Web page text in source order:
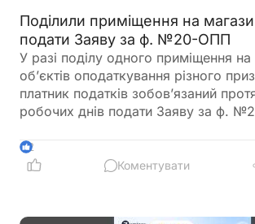
Поділили приміщення на
подати Заяву за ф. №20-ОПП
У разі поділу одного приміщення на
об’єктів оподаткування різного
платник податків зобов’язаний
робочих днів подати Заяву за ф.
інформацію про закриття
створення нових у різних рядках,
2
Коментувати